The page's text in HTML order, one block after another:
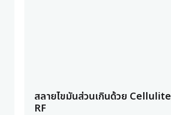
สลายไขมันส่วนเกินด้วย Cellulite
RF